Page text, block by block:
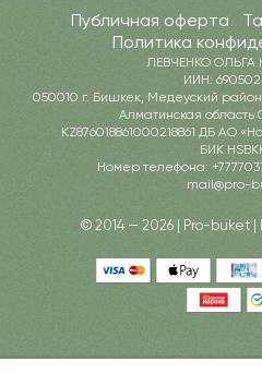
Публичная оферта
Политика
ЛЕВЧЕНКО ОЛЬГА
ИИН:
050010 г. Бишкек, Медеуский
Алматинская область
KZ876018861000218861 ДБ АО
БИК
Номер телефона:
mail@pro-
© 2014 — 2026 | Pro-buket